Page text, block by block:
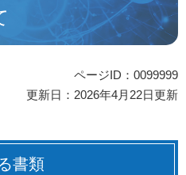
ページID：0099999
更新日：2026年4月22日更新
書類